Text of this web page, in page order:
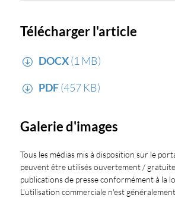
Télécharger l'article
DOCX(1 MB)
PDF(457 KB)
Galerie d'images
Tous les médias mis à disposition sur le
peuvent être utilisés ouvertement /
publications de presse conformément à la
L'utilisation commerciale n'est